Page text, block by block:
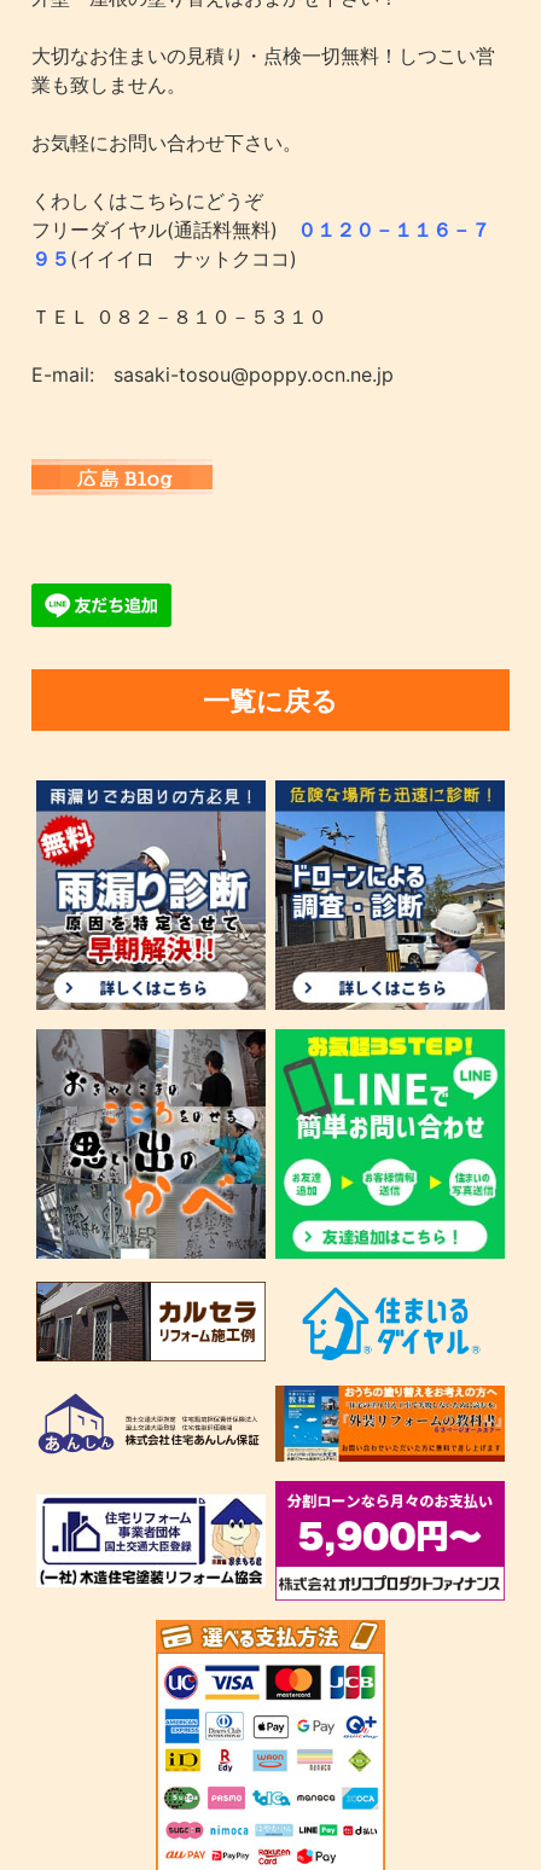
大切なお住まいの見積り・点検一切無料！しつこい営
業も致しません。
お気軽にお問い合わせ下さい。
くわしくはこちらにどうぞ
フリーダイヤル(通話料無料)
０１２０－１１６－７
９５ (イイイロ ナットクココ)
ＴＥＬ ０８２－８１０－５３１０
E-mail: sasaki-tosou@poppy.ocn.ne.jp
一覧に戻る